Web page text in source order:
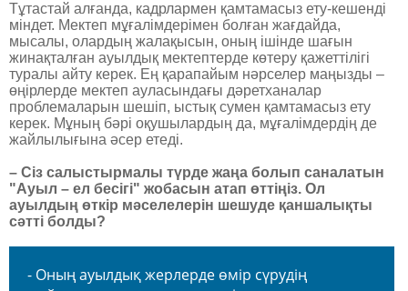
Тұтастай алғанда, кадрлармен қамтамасыз ету-кешенді
міндет. Мектеп мұғалімдерімен болған жағдайда,
мысалы, олардың жалақысын, оның ішінде шағын
жинақталған ауылдық мектептерде көтеру қажеттілігі
туралы айту керек. Ең қарапайым нәрселер маңызды –
өңірлерде ­мектеп ауласындағы дәретханалар
проблемаларын шешіп, ыстық сумен қамтамасыз ету
керек. Мұның бәрі оқушылардың да, мұғалімдердің де
жайлылығына әсер етеді.
– Сіз салыстырмалы түрде жаңа болып саналатын
"Ауыл – ел бесігі" жобасын атап өттіңіз. Ол
ауылдың өткір мәселелерін шешуде қаншалықты
сәтті болды?
- Оның ауылдық жерлерде өмір сүрудің